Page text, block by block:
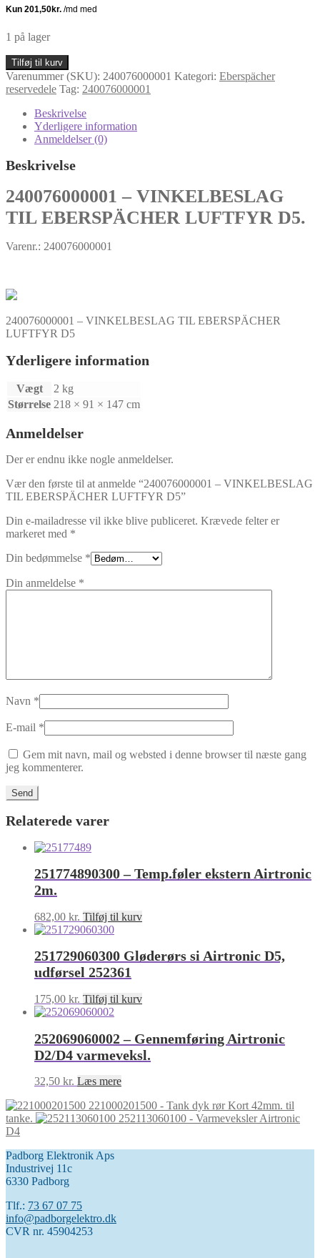
1 på lager
240076000001
-
VINKELBESLAG
EBERSPÄCHER
LUFTFYR
Tilføj til kurv
Varenummer (SKU): 240076000001 Kategori: Eberspächer
reservedele Tag: 240076000001
Beskrivelse
Yderligere information
Anmeldelser (0)
Beskrivelse
240076000001 – VINKELBESLAG
TIL EBERSPÄCHER LUFTFYR D5.
Varenr.: 240076000001
240076000001 – VINKELBESLAG TIL EBERSPÄCHER
LUFTFYR D5
Yderligere information
Vægt
2 kg
Størrelse 218 × 91 × 147 cm
Anmeldelser
Der er endnu ikke nogle anmeldelser.
Vær den første til at anmelde “240076000001 – VINKELBESLAG
TIL EBERSPÄCHER LUFTFYR D5”
Din e-mailadresse vil ikke blive publiceret. Krævede felter er
markeret med *
Din bedømmelse *
Din anmeldelse *
Navn *
E-mail *
Gem mit navn, mail og websted i denne browser til næste gang
jeg kommenterer.
Relaterede varer
251774890300 – Temp.føler ekstern Airtronic
2m.
682,00 kr. Tilføj til kurv
251729060300 Gløderørs si Airtronic D5,
udførsel 252361
175,00 kr. Tilføj til kurv
252069060002 – Gennemføring Airtronic
D2/D4 varmeveksl.
32,50 kr. Læs mere
221000201500 - Tank dyk rør Kort 42mm. til
tanke.
252113060100 - Varmeveksler Airtronic
D4
Padborg Elektronik Aps
Industrivej 11c
6330 Padborg
Tlf.: 73 67 07 75
info@padborgelektro.dk
CVR nr. 45904253